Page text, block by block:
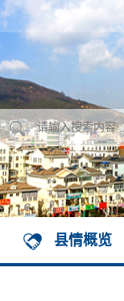
县情概览